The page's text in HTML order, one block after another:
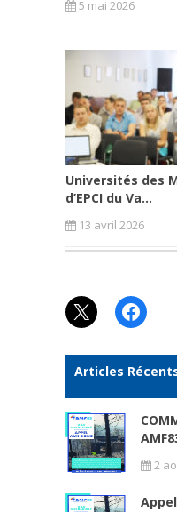
5 mai 2026
Universités des
d’EPCI du Va...
13 avril 2026
X
Articles
2